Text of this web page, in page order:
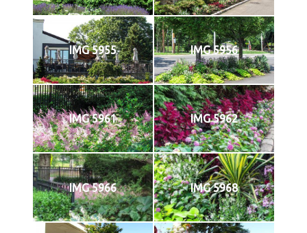
IMG 5955 IMG 5956
IMG 5961 IMG 5962
IMG 5966 IMG 5968